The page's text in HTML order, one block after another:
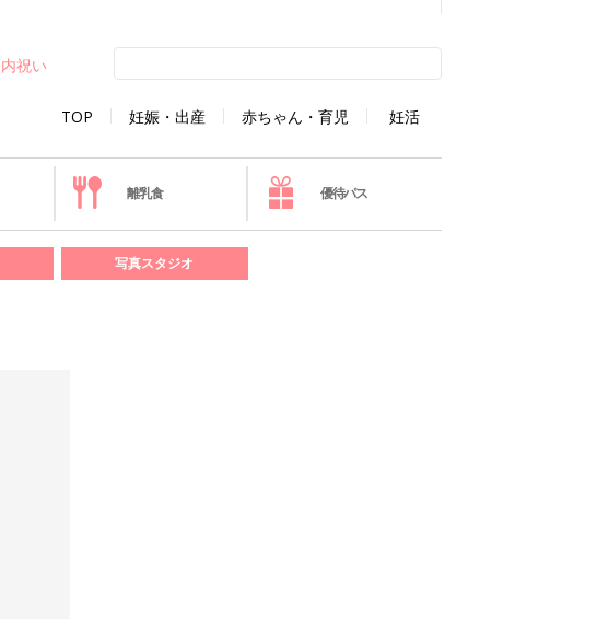
TOP 妊娠・出産 赤ちゃん・育児 妊活
内祝い
離乳食 優待パス
写真スタジオ